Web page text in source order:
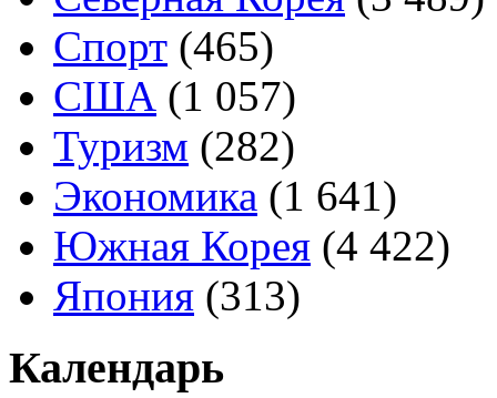
Спорт (465)
США (1 057)
Туризм (282)
Экономика (1 641)
Южная Корея (4 422)
Япония (313)
Календарь